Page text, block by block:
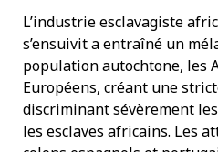
L’industrie esclavagiste
s’ensuivit a entraîné un
population autochtone, les
Européens, créant une
discriminant sévèrement
les esclaves africains. Les